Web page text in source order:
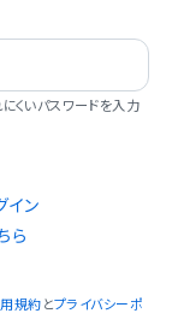
くいパスワードを入力
イン
ら
規約 とプライバシーポ